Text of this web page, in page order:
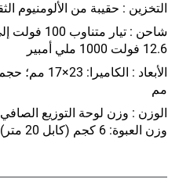
التخزين : حقيبة من الألومنيوم
شاحن
12.6 فولت 1000 ملي أمبير
الأبعاد
مم
الوزن
وزن العبوة: 6 كجم (كابل 20 متر)